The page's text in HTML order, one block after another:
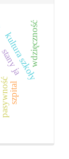
stany ja
kultura szkoły
szpital
wdzięczność